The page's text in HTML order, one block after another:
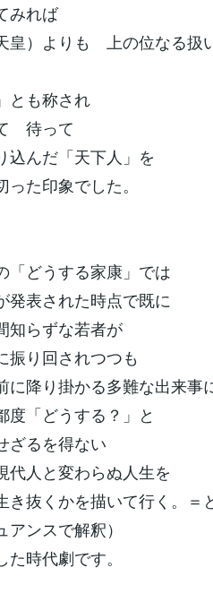
みれば
皇）よりも 上の位なる扱い
とも称され
待って
込んだ「天下人」を
った印象でした。
「どうする家康」では
発表された時点で既に
知らずな若者が
振り回されつつも
に降り掛かる多難な出来事
度「どうする？」と
ざるを得ない
代人と変わらぬ人生を
き抜くかを描いて行く。＝
アンスで解釈）
た時代劇です。